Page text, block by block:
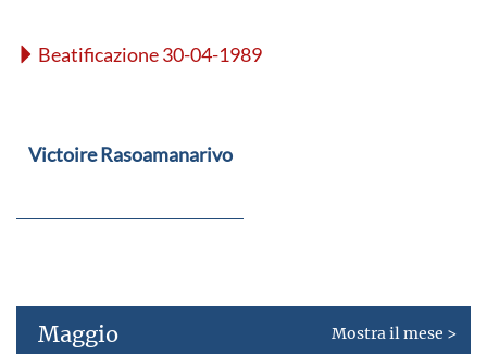
Beatificazione 30-04-1989
Victoire Rasoamanarivo
Maggio Mostra il mese >